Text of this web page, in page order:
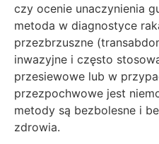
czy ocenie unaczynienia
metoda w diagnostyce
przezbrzuszne
inwazyjne i często
przesiewowe lub w
przezpochwowe jest
metody są bezbolesne i
zdrowia.